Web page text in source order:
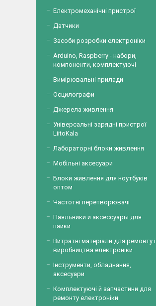
Електромеханічні пристрої
Датчики
Засоби розробки електроніки
Arduino, Raspberry - набори,
компоненти, комплектуючі
Вимірювальні прилади
Осцилографи
Джерела живлення
Універсальні зарядні пристрої
LiitoKala
Лабораторні блоки живлення
Мобільні аксесуари
Блоки живлення для ноутбуків
оптом
Частотні перетворювачі
Паяльники и аксессуары для
пайки
Витратні матеріали для ремонту і
виробництва електроніки
Інструменти, обладнання,
аксесуари
Комплектуючі й запчастини для
ремонту електроніки